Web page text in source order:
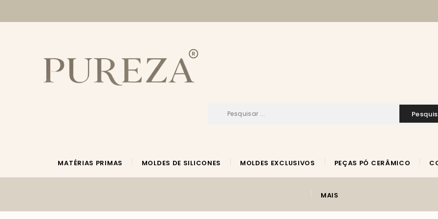
MATÉRIAS PRIMAS MOLDES DE SILICONES MOLDES EXCLUSIVOS PEÇAS PÓ CERÂMICO
MAIS